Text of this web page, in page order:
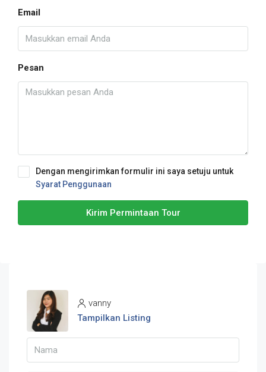
Email
Pesan
Dengan mengirimkan formulir ini saya setuju untuk
Syarat Penggunaan
Kirim Permintaan Tour
vanny
Tampilkan Listing